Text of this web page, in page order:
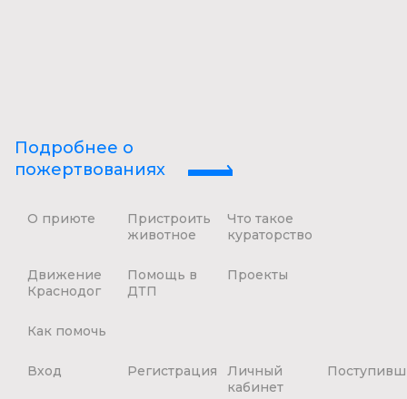
Подробнее о
пожертвованиях
О приюте
Пристроить
животное
Что такое
кураторство
Движение
Краснодог
Помощь в
ДТП
Проекты
Как помочь
Вход Регистрация
Личный
кабинет